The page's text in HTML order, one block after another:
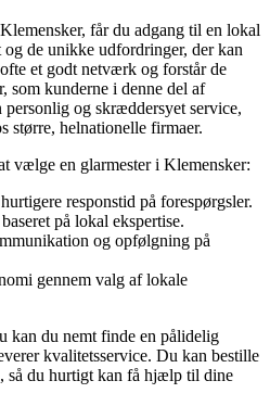
får du adgang til en lokal
de unikke udfordringer, der kan
et godt netværk og forstår de
som kunderne i denne del af
og skræddersyet service,
større, helnationelle firmaer.
vælge en glarmester i Klemensker:
responstid på forespørgsler.
på lokal ekspertise.
og opfølgning på
gennem valg af lokale
kan du nemt finde en pålidelig
kvalitetsservice. Du kan bestille
så du hurtigt kan få hjælp til dine